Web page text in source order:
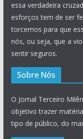
essa verdadeira
esforços tem de ser
torcemos para que
nós, ou seja, que a
sentir seguros.
Sobre Nós
O Jornal Terceiro
objetivo trazer
tipo de público, do